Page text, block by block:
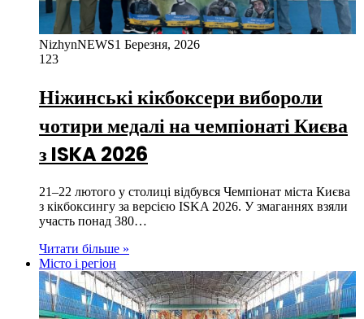
NizhynNEWS1 Березня, 2026
123
Ніжинські кікбоксери вибороли
чотири медалі на чемпіонаті Києва
з ISKA 2026
21–22 лютого у столиці відбувся Чемпіонат міста Києва
з кікбоксингу за версією ISKA 2026. У змаганнях взяли
участь понад 380…
Читати більше »
Місто і регіон